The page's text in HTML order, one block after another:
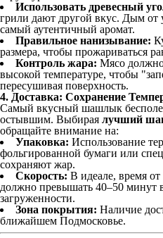
Использовать древесный
грили дают другой вкус. Дым от
самый аутентичный аромат.
Правильное нанизывание:
размера, чтобы прожариваться
Контроль жара: Мясо
высокой температуре, чтобы
пересушивая поверхность.
4. Доставка: Сохранение
Самый вкусный шашлык
остывшим. Выбирая лучший
обращайте внимание на:
Упаковка: Использование
фольгированной бумаги или
сохраняют жар.
Скорость: В идеале, время
должно превышать 40–50 минут
загруженности.
Зона покрытия: Наличие
ближайшем Подмосковье.